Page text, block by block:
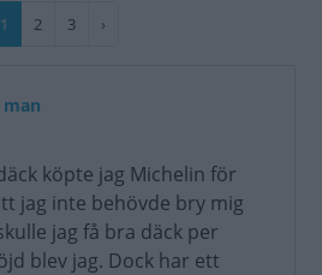
Nuvarande
1 Sida
2 Sida
3
Nästa
›
köpte jag Michelin för
jag inte behövde bry mig
jag få bra däck per
blev jag. Dock har ett